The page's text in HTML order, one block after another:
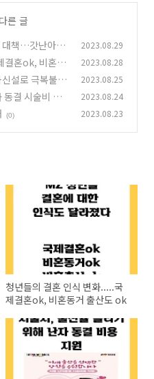
른 글
대책…갓난아이
(0)
2023.08.29
결혼ok, 비혼동
2023.08.28
설로 극복불
2023.08.25
동결 시술비 지
2023.08.24
(0) 2023.08.23
청년들의 결혼 인식 변화.....국
제결혼ok, 비혼동거 출산도 ok